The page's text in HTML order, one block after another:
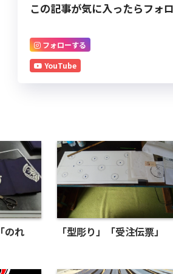
この記事が気に入ったらフォ
フォローする
YouTube
れ
「型彫り」「受注伝票」